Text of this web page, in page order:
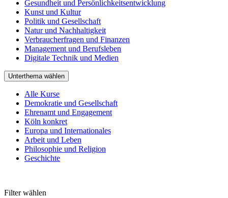
Gesundheit und Persönlichkeitsentwicklung
Kunst und Kultur
Politik und Gesellschaft
Natur und Nachhaltigkeit
Verbraucherfragen und Finanzen
Management und Berufsleben
Digitale Technik und Medien
Unterthema wählen
Alle Kurse
Demokratie und Gesellschaft
Ehrenamt und Engagement
Köln konkret
Europa und Internationales
Arbeit und Leben
Philosophie und Religion
Geschichte
Filter wählen